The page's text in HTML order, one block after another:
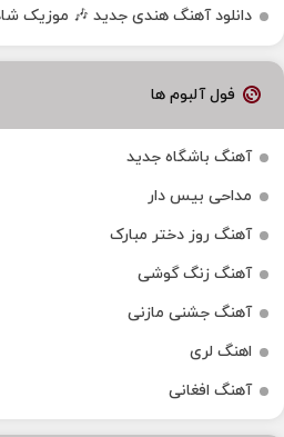
دانلود آهنگ هندی جدید 🎶 موزیک
فول آلبوم ها
آهنگ باشگاه جدید
مداحی بیس دار
آهنگ روز دختر مبارک
آهنگ زنگ گوشی
آهنگ جشنی مازنی
اهنگ لری
آهنگ افغانی